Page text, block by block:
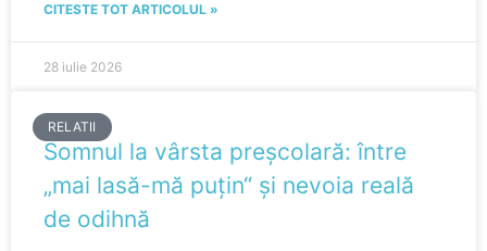
CITESTE TOT ARTICOLUL »
28 iulie 2026
RELATII
Somnul la vârsta preșcolară: între
„mai lasă-mă puțin“ și nevoia reală
de odihnă